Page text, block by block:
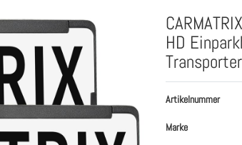
HD
Transporter
Artikelnummer
Marke